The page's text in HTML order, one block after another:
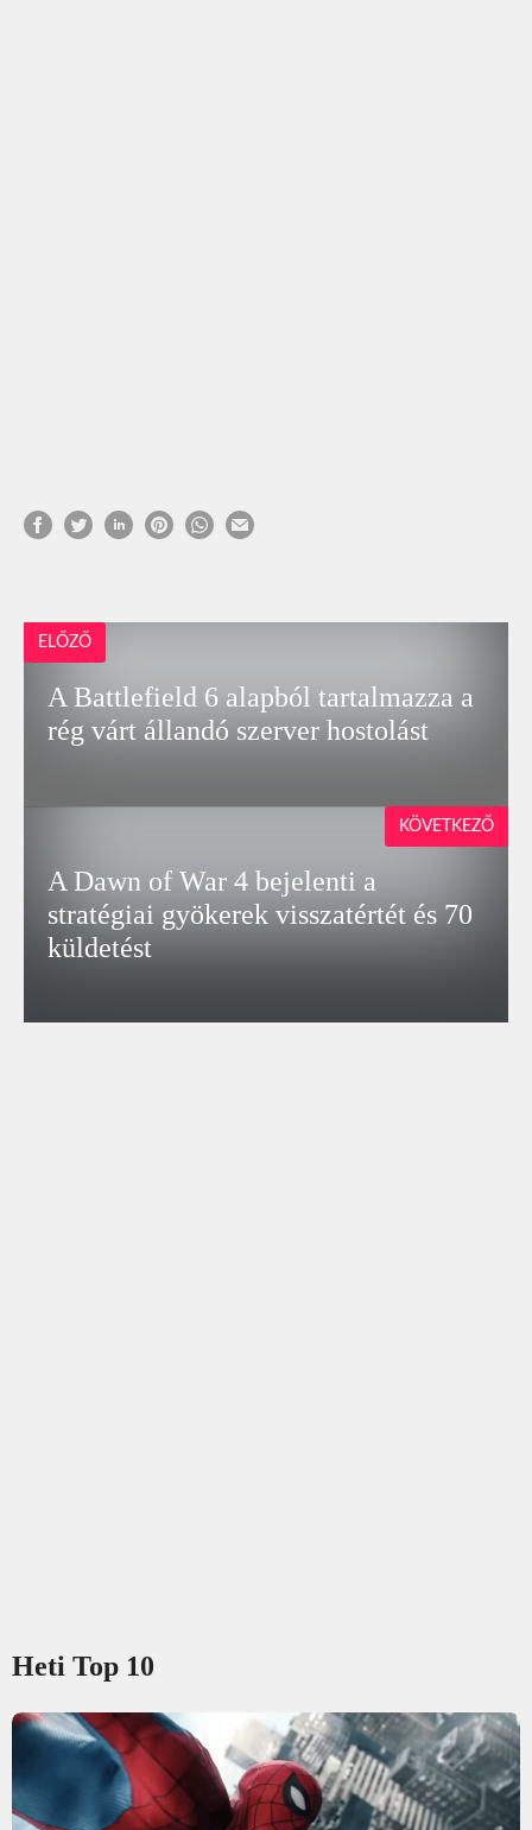
ELŐZŐ
A Battlefield 6 alapból tartalmazza a
rég várt állandó szerver hostolást
A Dawn of War 4 bejelenti a
stratégiai gyökerek visszatértét és 70
küldetést
KÖVETKEZŐ
Heti Top 10